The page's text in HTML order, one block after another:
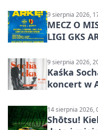
9 sierpnia 2026,
MECZ O
LIGI GKS
9 sierpnia 2026,
Kaśka
koncert w
14 sierpnia 2026,
Shōtsu!